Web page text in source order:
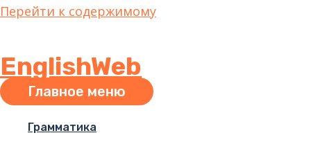
Перейти к содержимому
EnglishWeb
Главное меню
Грамматика